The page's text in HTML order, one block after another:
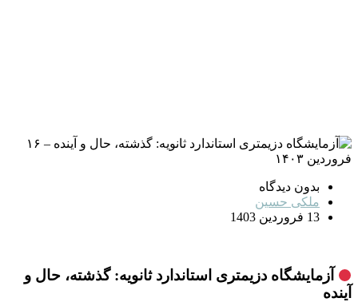
بدون دیدگاه
ملکی حسین
13 فروردین 1403
آزمایشگاه دزیمتری استاندارد ثانویه: گذشته، حال و
آینده